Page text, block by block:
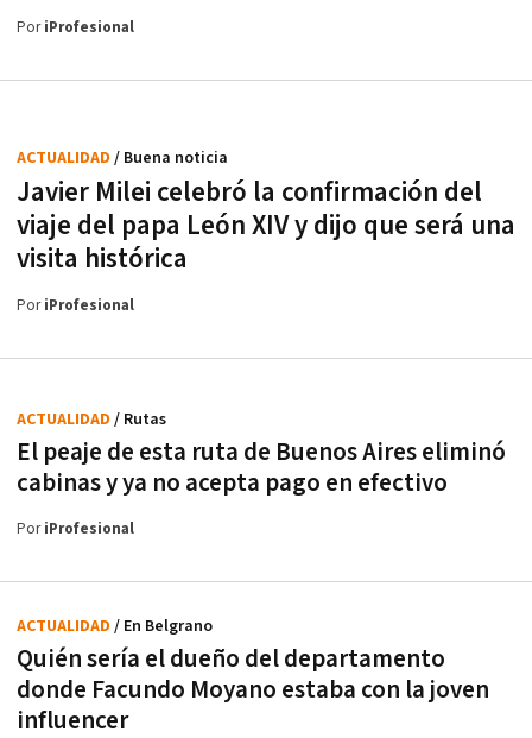
PoriProfesional
Javier Milei celebró la confirmación del
viaje del papa León XIV y dijo que será una
visita histórica
ACTUALIDAD / Buena noticia
PoriProfesional
El peaje de esta ruta de Buenos Aires eliminó
cabinas y ya no acepta pago en efectivo
ACTUALIDAD / Rutas
PoriProfesional
Quién sería el dueño del departamento
donde Facundo Moyano estaba con la joven
influencer
ACTUALIDAD / En Belgrano